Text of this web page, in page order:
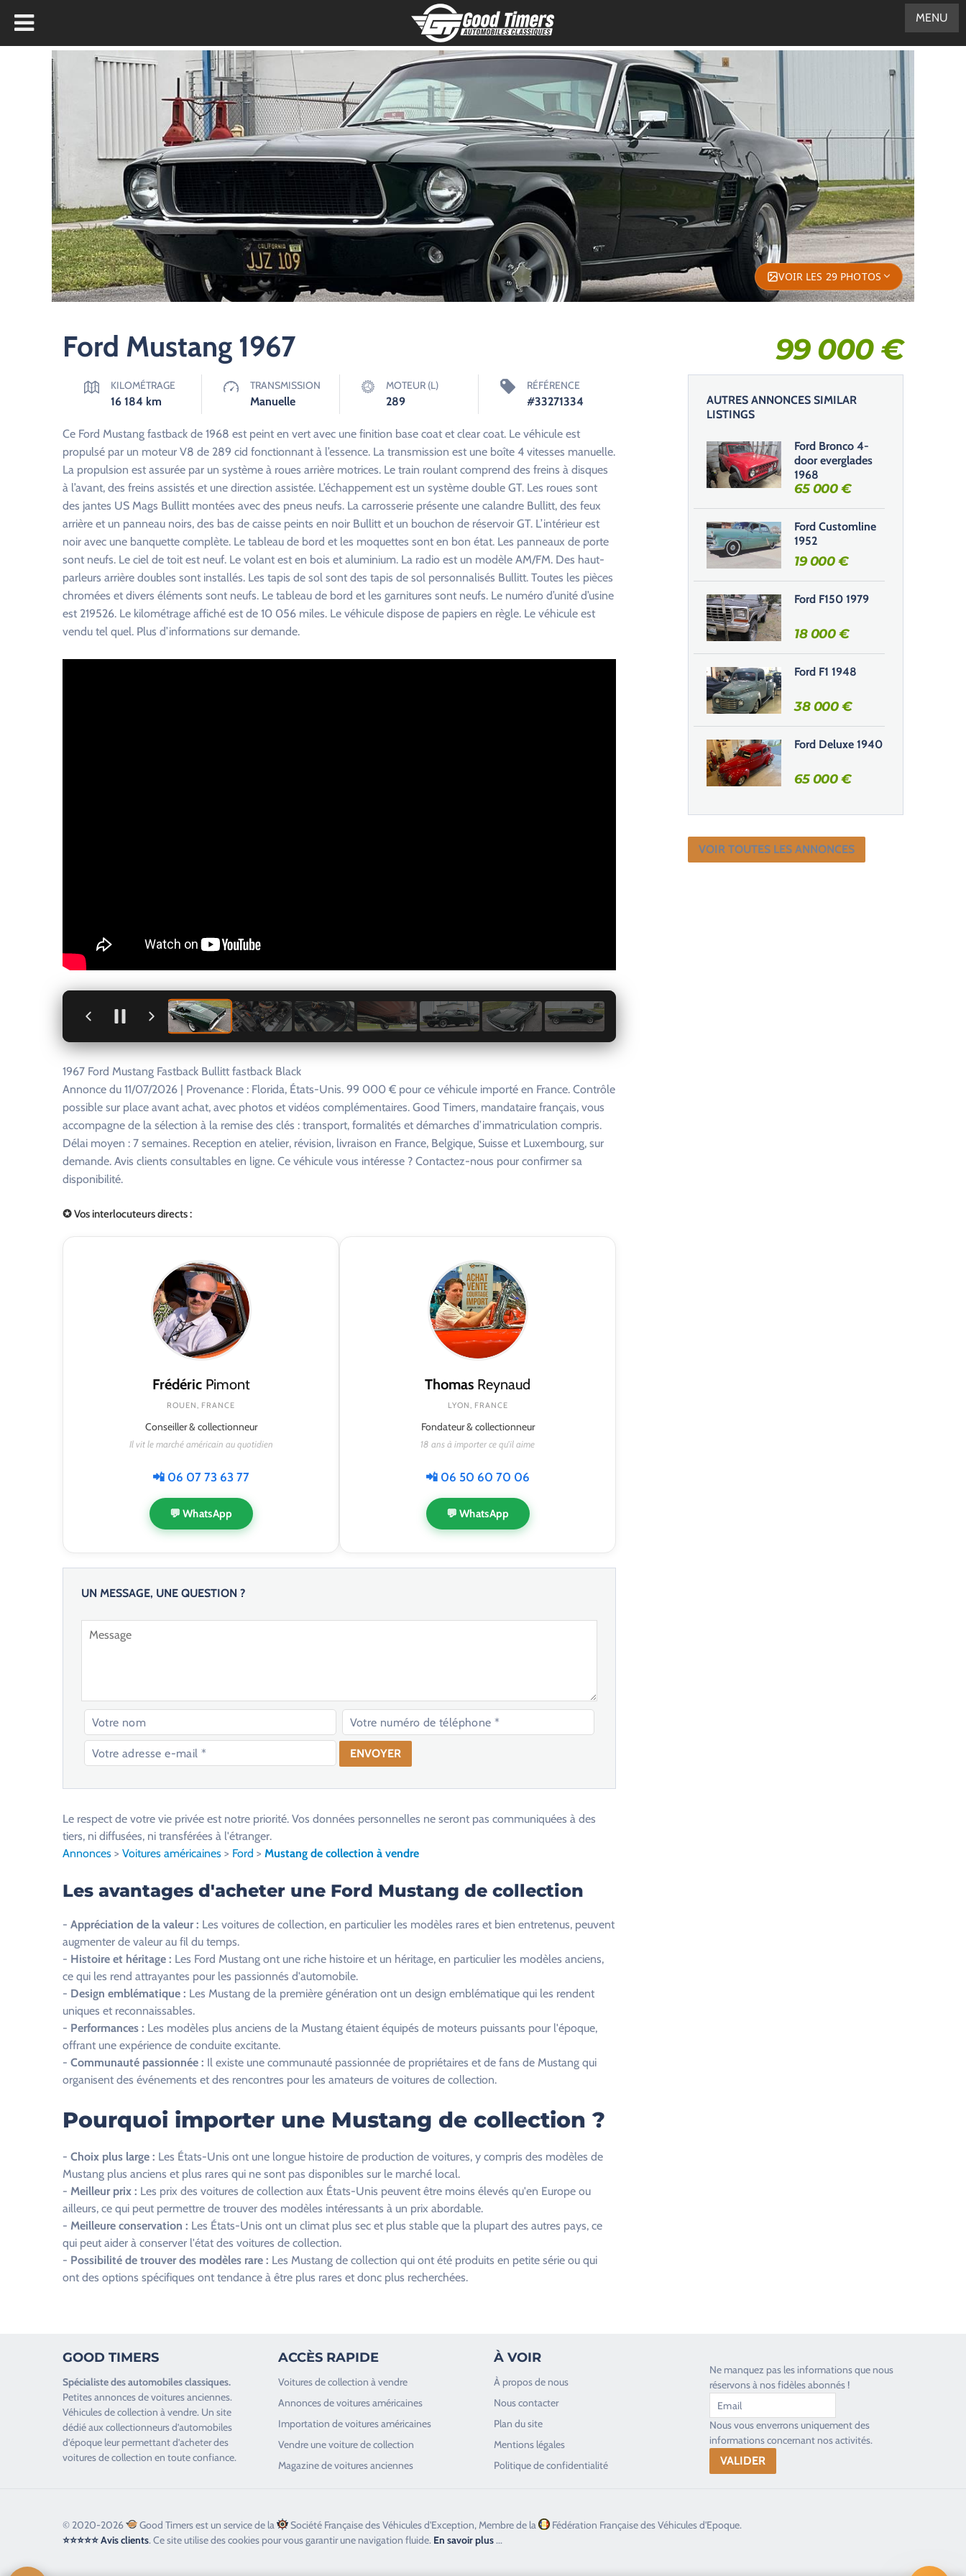
VOIR LES 29 PHOTOS
Ford Mustang 1967 99 000€
KILOMÉTRAGE
16 184 km
TRANSMISSION
Manuelle
MOTEUR (L)
289
RÉFÉRENCE
#33271334
Ce Ford Mustang fastback de 1968 est peint en vert avec une finition base coat et clear coat. Le véhicule est
propulsé par un moteur V8 de 289 cid fonctionnant à l’essence. La transmission est une boîte 4 vitesses manuelle.
La propulsion est assurée par un système à roues arrière motrices. Le train roulant comprend des freins à disques
à l’avant, des freins assistés et une direction assistée. L’échappement est un système double GT. Les roues sont
des jantes US Mags Bullitt montées avec des pneus neufs. La carrosserie présente une calandre Bullitt, des feux
arrière et un panneau noirs, des bas de caisse peints en noir Bullitt et un bouchon de réservoir GT. L’intérieur est
noir avec une banquette complète. Le tableau de bord et les moquettes sont en bon état. Les panneaux de porte
sont neufs. Le ciel de toit est neuf. Le volant est en bois et aluminium. La radio est un modèle AM/FM. Des haut-
parleurs arrière doubles sont installés. Les tapis de sol sont des tapis de sol personnalisés Bullitt. Toutes les pièces
chromées et divers éléments sont neufs. Le tableau de bord et les garnitures sont neufs. Le numéro d’unité d’usine
est 219526. Le kilométrage affiché est de 10 056 miles. Le véhicule dispose de papiers en règle. Le véhicule est
vendu tel quel. Plus d’informations sur demande.
1 / 29
1967 Ford Mustang Fastback Bullitt fastback Black
Annonce du 11/07/2026 | Provenance : Florida, États-Unis. 99 000 € pour ce véhicule importé en France. Contrôle
possible sur place avant achat, avec photos et vidéos complémentaires. Good Timers, mandataire français, vous
accompagne de la sélection à la remise des clés : transport, formalités et démarches d’immatriculation compris.
Délai moyen : 7 semaines. Reception en atelier, révision, livraison en France, Belgique, Suisse et Luxembourg, sur
demande. Avis clients consultables en ligne. Ce véhicule vous intéresse ? Contactez-nous pour confirmer sa
disponibilité.
✪ Vos interlocuteurs directs :
FrédéricPimont
ROUEN, FRANCE
Conseiller & collectionneur
Il vit le marché américain au quotidien
📲 06 07 73 63 77
💬 WhatsApp
Thomas Reynaud
LYON, FRANCE
Fondateur & collectionneur
18 ans à importer ce qu'il aime
📲 06 50 60 70 06
💬 WhatsApp
UN MESSAGE, UNE QUESTION ?
z
a
s
s
e
r
c
e
c
h
m
v
i
d
e
.
Le respect de votre vie privée est notre priorité. Vos données personnelles ne seront pas communiquées à des
tiers, ni diffusées, ni transférées à l'étranger.
Annonces > Voitures américaines > Ford > Mustang de collection à vendre
Les avantages d'acheter une Ford Mustang de collection
- Appréciation de la valeur : Les voitures de collection, en particulier les modèles rares et bien entretenus, peuvent
augmenter de valeur au fil du temps.
- Histoire et héritage : Les Ford Mustang ont une riche histoire et un héritage, en particulier les modèles anciens,
ce qui les rend attrayantes pour les passionnés d'automobile.
- Design emblématique : Les Mustang de la première génération ont un design emblématique qui les rendent
uniques et reconnaissables.
- Performances : Les modèles plus anciens de la Mustang étaient équipés de moteurs puissants pour l'époque,
offrant une expérience de conduite excitante.
- Communauté passionnée : Il existe une communauté passionnée de propriétaires et de fans de Mustang qui
organisent des événements et des rencontres pour les amateurs de voitures de collection.
Pourquoi importer une Mustang de collection ?
- Choix plus large : Les États-Unis ont une longue histoire de production de voitures, y compris des modèles de
Mustang plus anciens et plus rares qui ne sont pas disponibles sur le marché local.
- Meilleur prix : Les prix des voitures de collection aux États-Unis peuvent être moins élevés qu'en Europe ou
ailleurs, ce qui peut permettre de trouver des modèles intéressants à un prix abordable.
- Meilleure conservation : Les États-Unis ont un climat plus sec et plus stable que la plupart des autres pays, ce
qui peut aider à conserver l'état des voitures de collection.
- Possibilité de trouver des modèles rare : Les Mustang de collection qui ont été produits en petite série ou qui
ont des options spécifiques ont tendance à être plus rares et donc plus recherchées.
AUTRES ANNONCES SIMILAR
LISTINGS
Ford Bronco 4-
door everglades
1968
65 000€
Ford Customline
1952
19 000€
Ford F150 1979
18 000€
Ford F1 1948
38 000€
Ford Deluxe 1940
65 000€
VOIR TOUTES LES ANNONCES
GOOD TIMERS
Spécialiste desautomobiles classiques.
Petites annonces devoitures anciennes.
Véhicules de collection à vendre. Un site
dédié aux collectionneurs d’automobiles
d’époque leur permettant d’acheter des
voitures de collection en toute confiance.
ACCÈS RAPIDE
Voitures de collection à vendre
Annonces de voitures américaines
Importation de voitures américaines
Vendre une voiture de collection
Magazine de voitures anciennes
À VOIR
À propos de nous
Nous contacter
Plan du site
Mentions légales
Politique de confidentialité
Ne manquez pas les informations que nous
réservons à nos fidèles abonnés !
Nous vous enverrons uniquement des
informations concernant nos activités.
© 2020-2026 Good Timers est un service de la Société Française des Véhicules d'Exception, Membre de la
Fédération Française des Véhicules d'Epoque.
⭐⭐⭐⭐⭐ Avis clients. Ce site utilise des cookies pour vous garantir une navigation fluide. En savoir plus...
MENU